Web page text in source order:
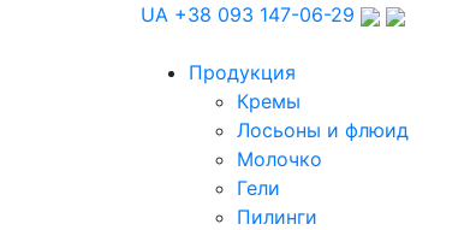
UA +38 093 147-06-29
Продукция
Кремы
Лосьоны и флюид
Молочко
Гели
Пилинги